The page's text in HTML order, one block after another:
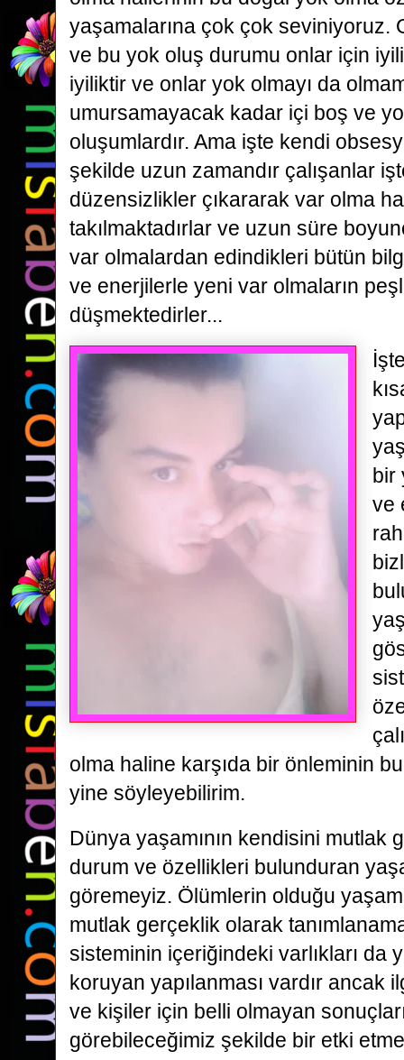
yaşamalarına çok çok seviniyoruz.
ve bu yok oluş durumu onlar için
iyiliktir ve onlar yok olmayı da
umursamayacak kadar içi boş ve
oluşumlardır. Ama işte kendi
şekilde uzun zamandır çalışanlar
düzensizlikler çıkararak var olma
takılmaktadırlar ve uzun süre
var olmalardan edindikleri bütün
ve enerjilerle yeni var olmaların
düşmektedirler...
bir
ve
olma haline karşıda bir önleminin
yine söyleyebilirim.
Dünya yaşamının kendisini mutlak
durum ve özellikleri bulunduran
göremeyiz. Ölümlerin olduğu
mutlak gerçeklik olarak
sisteminin içeriğindeki varlıkları da
koruyan yapılanması vardır ancak
ve kişiler için belli olmayan
görebileceğimiz şekilde bir etki etme